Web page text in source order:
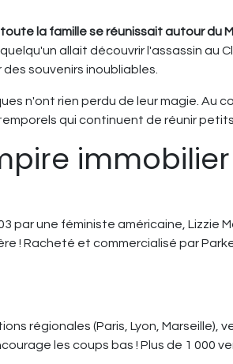
la famille se réunissait autour du
allait découvrir l'assassin au
souvenirs inoubliables.
n'ont rien perdu de leur magie. Au
qui continuent de réunir
par une féministe américaine, Lizzie
! Racheté et commercialisé par
régionales (Paris, Lyon, Marseille),
les coups bas ! Plus de 1 000